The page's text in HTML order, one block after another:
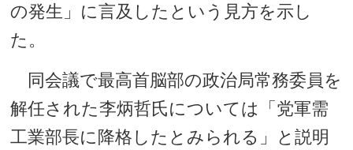
の発生」に言及したという見方を示し
た。
同会議で最高首脳部の政治局常務委員を
解任された李炳哲氏については「党軍需
工業部長に降格したとみられる」と説明